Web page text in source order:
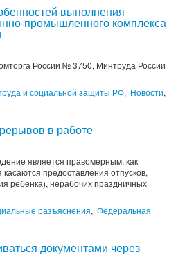
выполнения
промышленного комплекса
России № 3750, Минтруда России
и социальной защиты РФ, Новости,
в работе
является правомерным, как
предоставления отпусков,
ребенка), нерабочих праздничных
разъяснения, Федеральная
документами через